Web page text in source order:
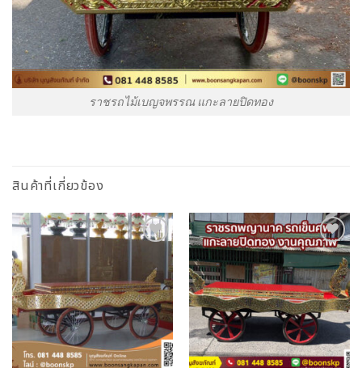
ราชรถไม้เบญจพรรณ แกะลายปิดทอง
สินค้าที่เกี่ยวข้อง
Add to
Wishlist